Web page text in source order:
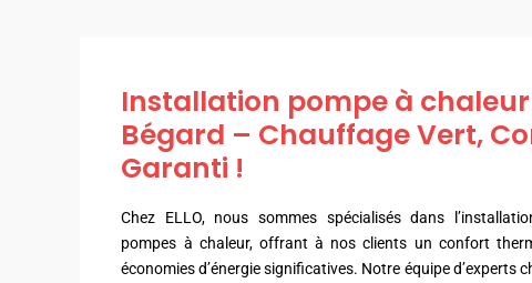
Installation pompe à
Bégard – Chauffage Vert,
Garanti !
Chez ELLO, nous sommes spécialisés dans
pompes à chaleur, offrant à nos clients un confort
économies d’énergie significatives. Notre équipe d’experts